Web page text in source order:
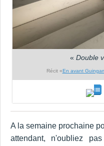
« Double
Récit «En avant
A la semaine prochaine
attendant, n'oubliez